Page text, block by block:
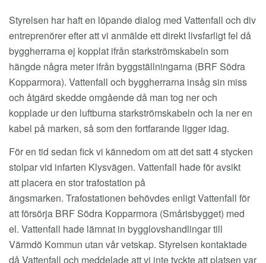
Styrelsen har haft en löpande dialog med Vattenfall och div
entreprenörer efter att vi anmälde ett direkt livsfarligt fel då
byggherrarna ej kopplat ifrån starkströmskabeln som
hängde några meter ifrån byggställningarna (BRF Södra
Kopparmora). Vattenfall och byggherrarna insåg sin miss
och åtgärd skedde omgående då man tog ner och
kopplade ur den luftburna starkströmskabeln och la ner en
kabel på marken, så som den fortfarande ligger idag.
För en tid sedan fick vi kännedom om att det satt 4 stycken
stolpar vid infarten Klysvägen. Vattenfall hade för avsikt
att placera en stor trafostation på
ängsmarken. Trafostationen behövdes enligt Vattenfall för
att försörja BRF Södra Kopparmora (Smårisbygget) med
el. Vattenfall hade lämnat in bygglovshandlingar till
Värmdö Kommun utan vår vetskap. Styrelsen kontaktade
då Vattenfall och meddelade att vi inte tyckte att platsen var